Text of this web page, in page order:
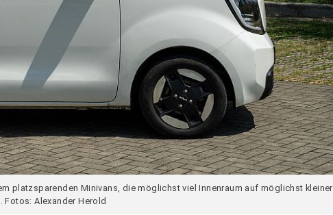
platzsparenden Minivans, die möglichst viel Innenraum auf möglichst kleiner
Fotos: Alexander Herold